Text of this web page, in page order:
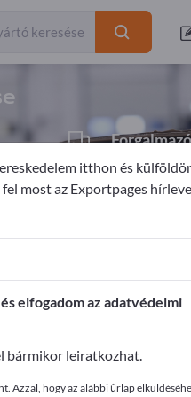
Forgalmazó
1
26
Gyártók
itthon és
most az Exportpages
elfogadom az adatvédelmi
bármikor leiratkozhat.
Azzal, hogy az alábbi űrlap